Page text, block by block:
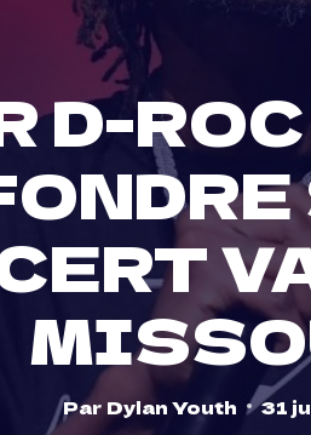
D-
Par Dylan Youth 31